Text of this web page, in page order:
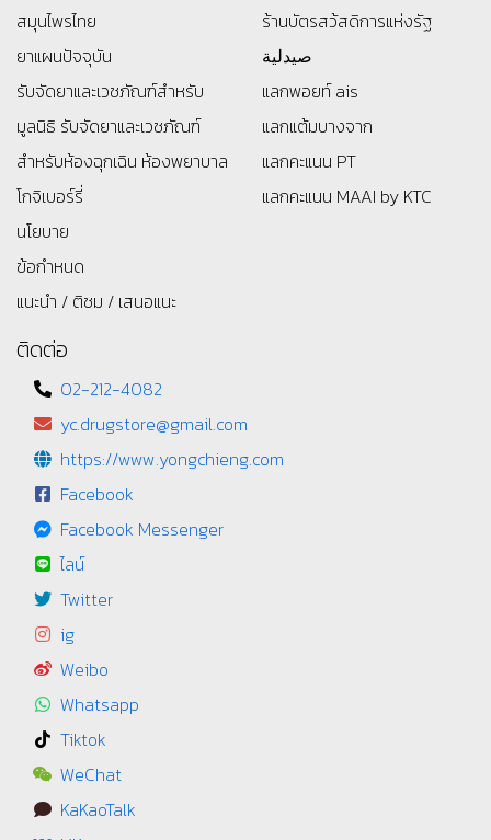
สมุนไพรไทย
ยาแผนปัจจุบัน
รับจัดยาและเวชภัณฑ์สำหรับ
มูลนิธิ รับจัดยาและเวชภัณฑ์
สำหรับห้องฉุกเฉิน ห้องพยาบาล
โกจิเบอร์รี่
นโยบาย
ข้อกำหนด
แนะนำ / ติชม / เสนอแนะ
ร้านบัตรสว้สดิการแห่งรัฐ
صيدلية
แลกพอยท์ ais
แลกแต้มบางจาก
แลกคะแนน PT
แลกคะแนน MAAI by KTC
ติดต่อ
02-212-4082
yc.drugstore@gmail.com
https://www.yongchieng.com
Facebook
Facebook Messenger
ไลน์
Twitter
ig
Weibo
Whatsapp
Tiktok
WeChat
KaKaoTalk